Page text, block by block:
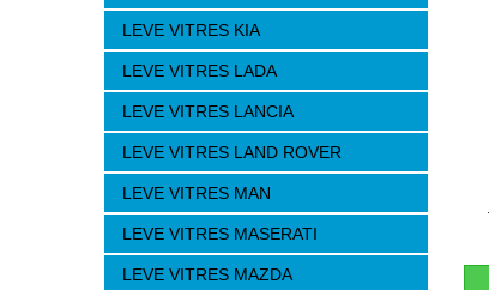
LEVE VITRES KIA
LEVE VITRES LADA
LEVE VITRES LANCIA
LEVE VITRES LAND ROVER
LEVE VITRES MAN
LEVE VITRES MASERATI
LEVE VITRES MAZDA